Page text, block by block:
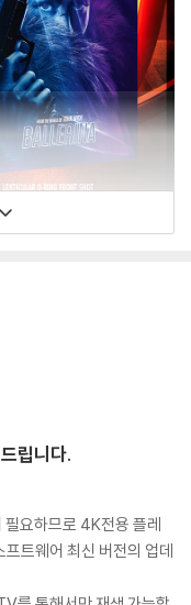
립니다.
요하므로 4K전용 플레
트웨어 최신 버전의 업데